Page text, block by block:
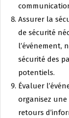
Assurer la
de sécurité
l’événement,
sécurité des
potentiels.
Évaluer
organisez
retours